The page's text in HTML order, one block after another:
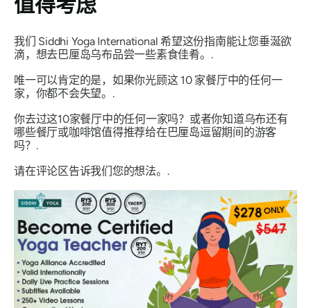
我们 Siddhi Yoga International 希望这份指南能让您垂涎欲
滴，想去巴厘岛乌布品尝一些素食佳肴。.
唯一可以肯定的是，如果你光顾这 10 家餐厅中的任何一
家，你都不会失望。.
你去过这10家餐厅中的任何一家吗？或者你知道乌布还有
哪些餐厅或咖啡馆值得推荐给在巴厘岛逗留期间的游客
吗？.
请在评论区告诉我们您的想法。.